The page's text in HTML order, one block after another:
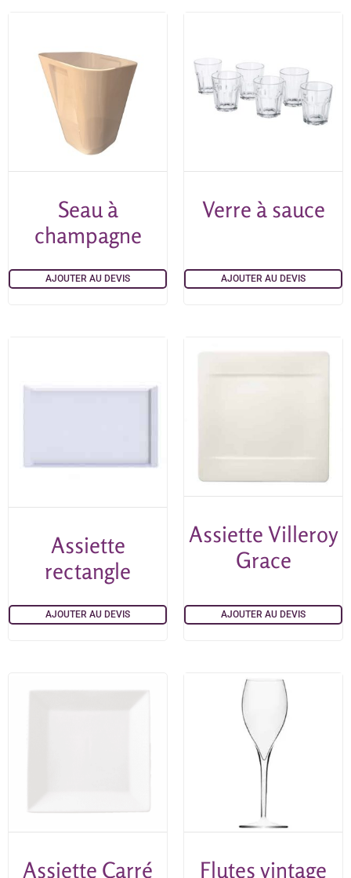
Seau à
champagne
AJOUTER AU DEVIS
Verre à sauce
AJOUTER AU DEVIS
Assiette
rectangle
AJOUTER AU DEVIS
Assiette Villeroy
Grace
AJOUTER AU DEVIS
Assiette Carré Flutes vintage